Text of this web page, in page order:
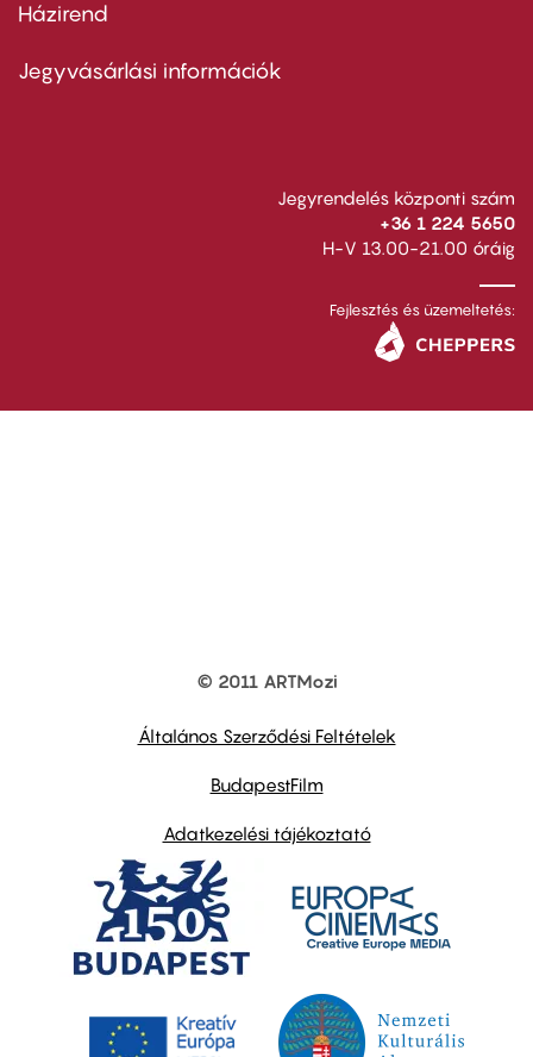
Footer
second
Házirend
Jegyvásárlási információk
Jegyrendelés központi szám
+36 1 224 5650
H-V 13.00-21.00 óráig
Fejlesztés és üzemeltetés:
© 2011 ARTMozi
Általános Szerződési Feltételek
BudapestFilm
Adatkezelési tájékoztató